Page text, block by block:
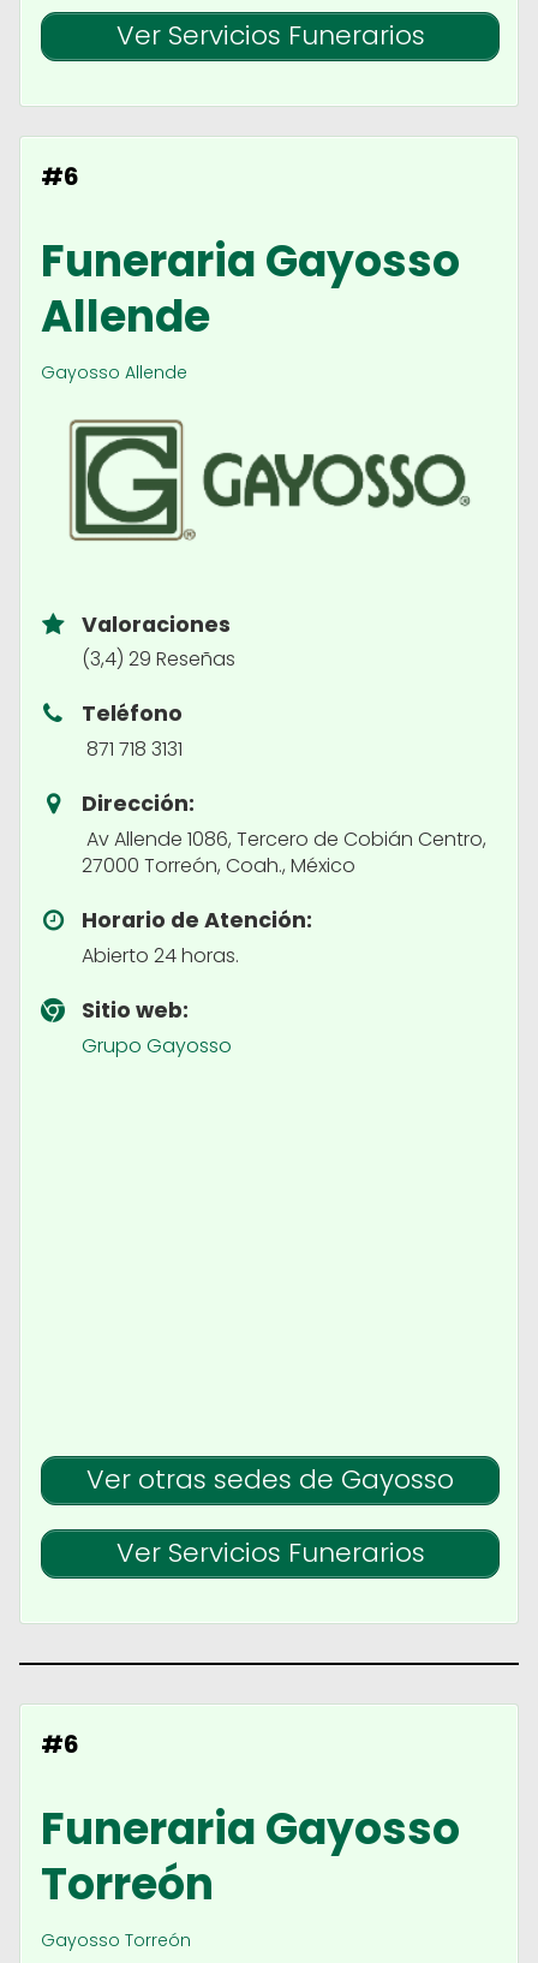
Ver Servicios Funerarios
#6
Funeraria Gayosso
Allende
Gayosso Allende
Valoraciones
(3,4) 29 Reseñas
Teléfono
871 718 3131
Dirección:
Av Allende 1086, Tercero de Cobián Centro,
27000 Torreón, Coah., México
Horario de Atención:
Abierto 24 horas.
Sitio web:
Grupo Gayosso
Ver otras sedes de Gayosso
Ver Servicios Funerarios
#6
Funeraria Gayosso
Torreón
Gayosso Torreón